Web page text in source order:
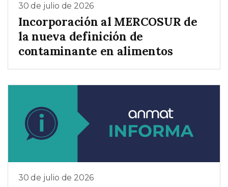
30 de julio de 2026
Incorporación al MERCOSUR de
la nueva definición de
contaminante en alimentos
30 de julio de 2026